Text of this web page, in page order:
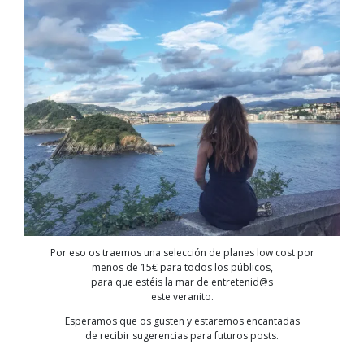
EL
VERANO
EN
DONOSTIA
Por eso os traemos una selección de planes low cost por
menos de 15€ para todos los públicos,
para que estéis la mar de entretenid@s
este veranito.
Esperamos que os gusten y estaremos encantadas
de recibir sugerencias para futuros posts.